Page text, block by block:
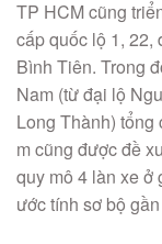
TP HCM cũng
cấp quốc lộ 1, 22,
Bình Tiên. Trong
Nam (từ đại lộ
Long Thành) tổng
m cũng được đề
quy mô 4 làn xe ở
ước tính sơ bộ